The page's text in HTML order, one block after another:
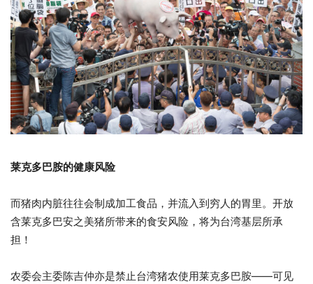
莱克多巴胺的健康风险
而猪肉内脏往往会制成加工食品，并流入到穷人的胃里。开放
含莱克多巴安之美猪所带来的食安风险，将为台湾基层所承
担！
农委会主委陈吉仲亦是禁止台湾猪农使用莱克多巴胺——可见